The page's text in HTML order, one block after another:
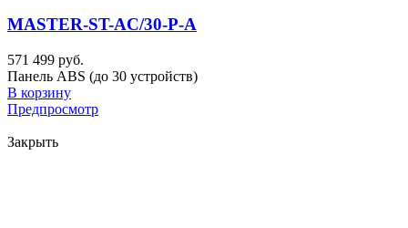
MASTER-ST-AC/30-P-A
571 499 руб.
Панель ABS (до 30 устройств)
В корзину
Предпросмотр
Закрыть